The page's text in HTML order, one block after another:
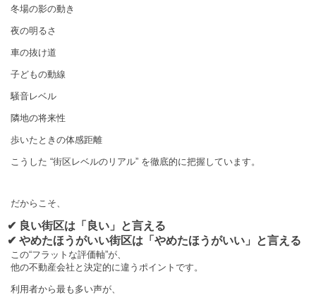
冬場の影の動き
夜の明るさ
車の抜け道
子どもの動線
騒音レベル
隣地の将来性
歩いたときの体感距離
こうした “街区レベルのリアル” を徹底的に把握しています。
だからこそ、
✔ 良い街区は「良い」と言える
✔ やめたほうがいい街区は「やめたほうがいい」と言える
この“フラットな評価軸”が、
他の不動産会社と決定的に違うポイントです。
利用者から最も多い声が、